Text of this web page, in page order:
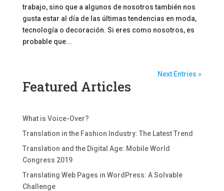
trabajo, sino que a algunos de nosotros también nos
gusta estar al día de las últimas tendencias en moda,
tecnología o decoración. Si eres como nosotros, es
probable que...
Next Entries »
Featured Articles
What is Voice-Over?
Translation in the Fashion Industry: The Latest Trend
Translation and the Digital Age: Mobile World
Congress 2019
Translating Web Pages in WordPress: A Solvable
Challenge